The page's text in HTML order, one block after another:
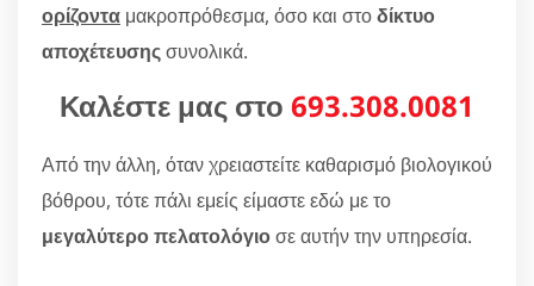
ορίζοντα μακροπρόθεσμα, όσο και στοδίκτυο
αποχέτευσηςσυνολικά.
Καλέστε μας στο 693.308.0081
Από την άλλη, όταν χρειαστείτε καθαρισμό βιολογικού
βόθρου, τότε πάλι εμείς είμαστε εδώ με το
μεγαλύτερο πελατολόγιοσε αυτήν την υπηρεσία.